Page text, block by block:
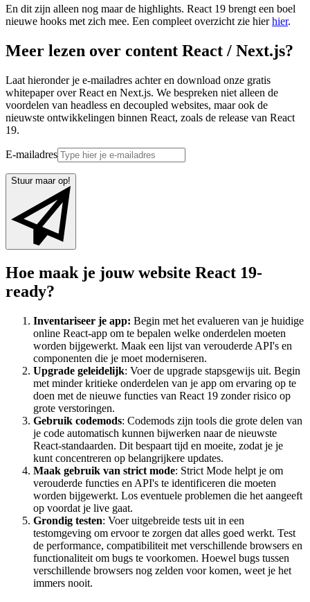
En dit zijn alleen nog maar de highlights. React 19 brengt een boel
nieuwe hooks met zich mee. Een compleet overzicht zie hierhier.
Meer lezen over content React / Next.js?
Laat hieronder je e-mailadres achter en download onze gratis
whitepaper over React en Next.js. We bespreken niet alleen de
voordelen van headless en decoupled websites, maar ook de
nieuwste ontwikkelingen binnen React, zoals de release van React
19.
E-mailadres
Stuur maar op!
Hoe maak je jouw website React 19-
ready?
Inventariseer je app: Begin met het evalueren van je huidige
online React-app om te bepalen welke onderdelen moeten
worden bijgewerkt. Maak een lijst van verouderde API's en
componenten die je moet moderniseren.
Upgrade geleidelijk: Voer de upgrade stapsgewijs uit. Begin
met minder kritieke onderdelen van je app om ervaring op te
doen met de nieuwe functies van React 19 zonder risico op
grote verstoringen.
Gebruik codemods: Codemods zijn tools die grote delen van
je code automatisch kunnen bijwerken naar de nieuwste
React-standaarden. Dit bespaart tijd en moeite, zodat je je
kunt concentreren op belangrijkere updates.
Maak gebruik van strict mode: Strict Mode helpt je om
verouderde functies en API's te identificeren die moeten
worden bijgewerkt. Los eventuele problemen die het aangeeft
op voordat je live gaat.
Grondig testen: Voer uitgebreide tests uit in een
testomgeving om ervoor te zorgen dat alles goed werkt. Test
de performance, compatibiliteit met verschillende browsers en
functionaliteit om bugs te voorkomen. Hoewel bugs tussen
verschillende browsers nog zelden voor komen, weet je het
immers nooit.